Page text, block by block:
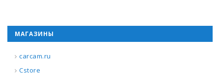
МАГАЗИНЫ
carcam.ru
Cstore